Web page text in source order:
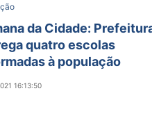
da Cidade:
quatro escolas
à população
16:13:50